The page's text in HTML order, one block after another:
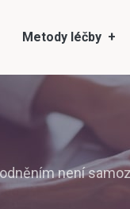
Metody léčby
není